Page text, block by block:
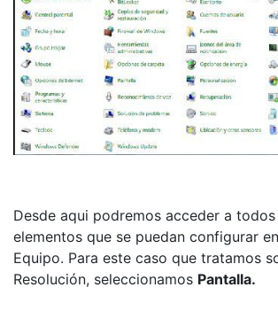
Desde aqui podremos acceder a
elementos que se puedan configurar
Equipo. Para este caso que tratamos
Resolución, seleccionamos Pantalla.